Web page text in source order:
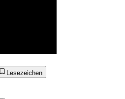
Lesezeichen